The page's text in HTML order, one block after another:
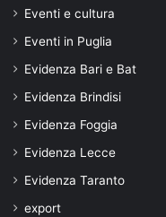
Eventi e cultura
Eventi in Puglia
Evidenza Bari e Bat
Evidenza Brindisi
Evidenza Foggia
Evidenza Lecce
Evidenza Taranto
export